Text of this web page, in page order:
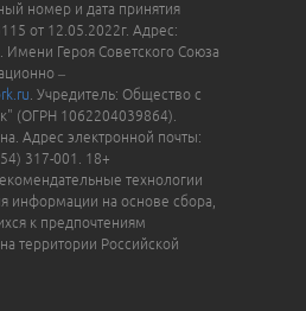
номер и дата принятия
от 12.05.2022г. Адрес:
Имени Героя Советского Союза
–
. Учредитель: Общество с
(ОГРН 1062204039864).
Адрес электронной почты:
317-001. 18+
технологии
информации на основе сбора,
к предпочтениям
территории Российской